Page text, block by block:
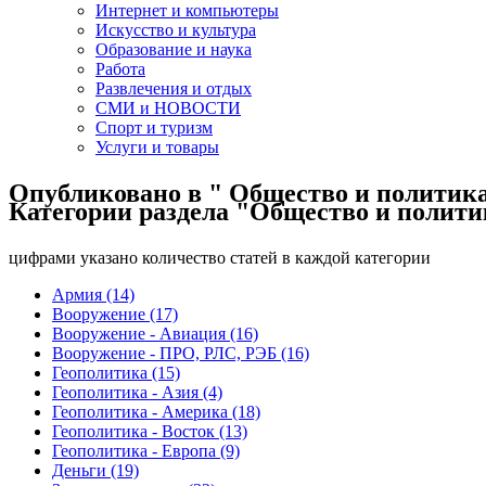
Интернет и компьютеры
Искусство и культура
Образование и наука
Работа
Развлечения и отдых
СМИ и НОВОСТИ
Спорт и туризм
Услуги и товары
Опубликовано в " Общество и
Категории раздела "Общество и
цифрами указано количество статей в каждой категории
Армия (14)
Вооружение (17)
Вооружение - Авиация (16)
Вооружение - ПРО, РЛС, РЭБ (16)
Геополитика (15)
Геополитика - Азия (4)
Геополитика - Америка (18)
Геополитика - Восток (13)
Геополитика - Европа (9)
Деньги (19)